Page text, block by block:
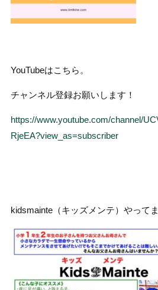
YouTubeはこちら。
チャンネル登録お願いします！
https://www.youtube.com/channel/
RjeEA?view_as=subscriber
kidsmainte（キッズメンテ）やって